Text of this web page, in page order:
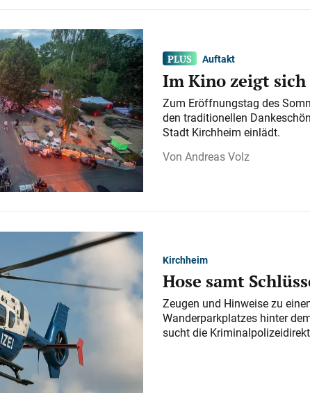
Auftakt
Im Kino zeigt
Zum Eröffnungstag des
den traditionellen
Stadt Kirchheim einlädt.
Andreas Volz
Kirchheim
Hose samt
Zeugen und Hinweise zu
Wanderparkplatzes hinter
sucht die